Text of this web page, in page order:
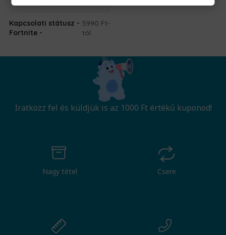
Kapcsolati státusz -
Fortnite
5990 Ft-
tól
Iratkozz fel és küldjük is az 1000 Ft értékű kuponod!
Nagy tétel Csere